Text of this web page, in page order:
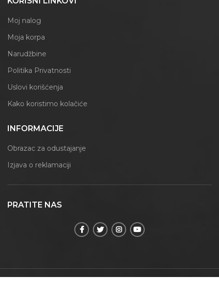
Moj nalog
Moja korpa
Narudžbine
Politika Privatnosti
Uslovi korišćenja
Kako koristimo kolačiće
INFORMACIJE
Obrazac za odustajanje
Izjava o reklamaciji
PRATITE NAS